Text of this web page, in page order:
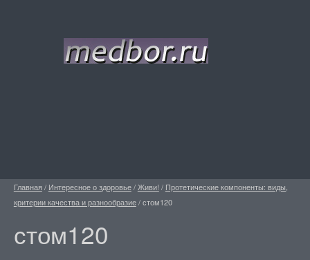
Главная / Интересное о здоровье/Живи! / Протетические компоненты: виды,
критерии качества и разнообразие/стом120
стом120